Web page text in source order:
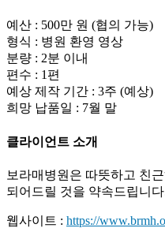
예산 : 500만 원 (협의 가능)
형식 : 병원 환영 영상
분량 : 2분 이내
편수 : 1편
예상 제작 기간 : 3주 (예상)
희망 납품일 : 7월 말
클라이언트 소개
보라매병원은 따뜻하고 친
되어드릴 것을 약속드립니
웹사이트 : https://